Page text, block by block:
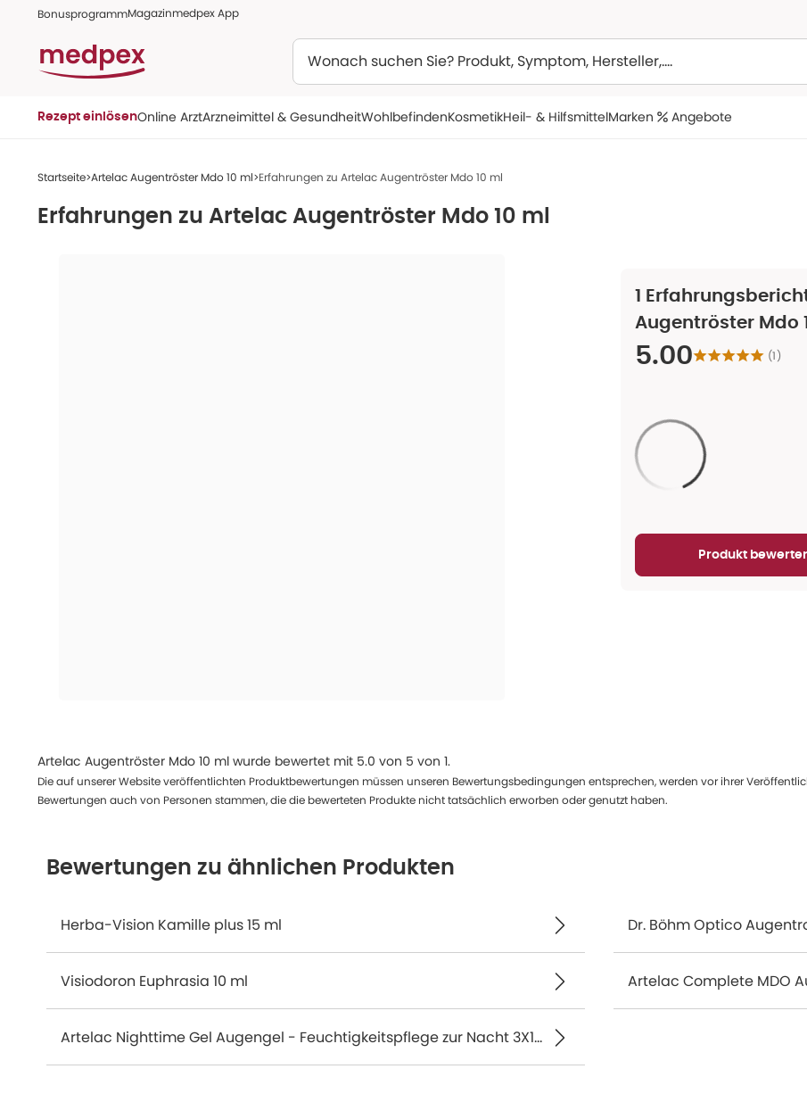
BonusprogrammMagazinmedpex App
Rezept einlösenOnline ArztArzneimittel & GesundheitWohlbefindenKosmetikHeil- & HilfsmittelMarken Angebote
Startseite Artelac Augentröster Mdo 10 ml Erfahrungen zu Artelac Augentröster Mdo 10 ml
Erfahrungen zu Artelac Augentröster Mdo 10 ml
1
Augentröster Mdo
5.00 (1)
Aktualisieren...
Produkt
Artelac Augentröster Mdo 10 ml wurde bewertet mit 5.0 von 5 von 1.
Die auf unserer Website veröffentlichten Produktbewertungen müssen unseren Bewertungsbedingungen entsprechen, werden vor ihrer
Bewertungen auch von Personen stammen, die die bewerteten Produkte nicht tatsächlich erworben oder genutzt haben.
Bewertungen zu ähnlichen Produkten
Herba-Vision Kamille plus 15 ml Dr. Böhm Optico
Visiodoron Euphrasia 10 ml Artelac Complete MDO
Artelac Nighttime Gel Augengel - Feuchtigkeitspflege zur Nacht 3X10 g